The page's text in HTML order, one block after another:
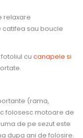
relaxare
catifea sau boucle
fotoliul cucanapele si
(rama,
folosesc motoare de
de pe sezut este
dupa ani de folosire.